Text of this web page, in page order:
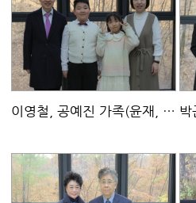
이영철, 공예진 가족(윤재, 재경)